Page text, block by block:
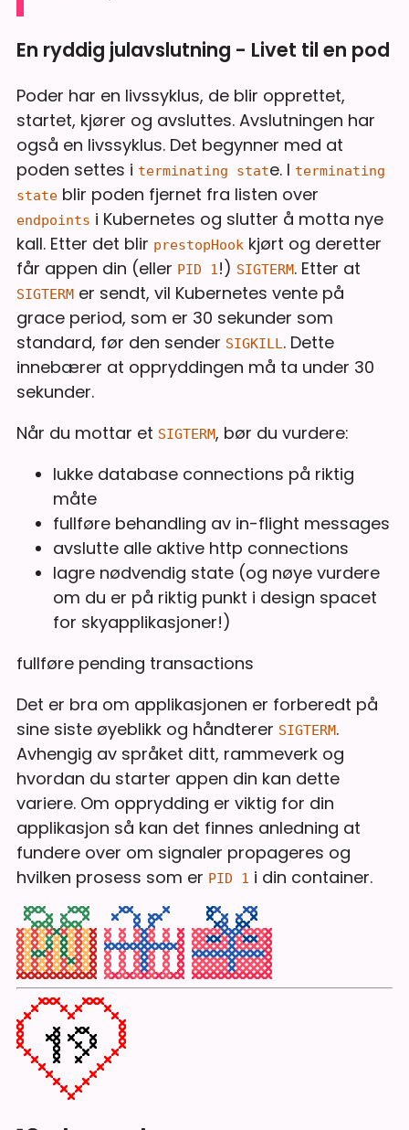
En ryddig julavslutning - Livet til en pod
Poder har en livssyklus, de blir opprettet,
startet, kjører og avsluttes. Avslutningen har
også en livssyklus. Det begynner med at
poden settes i terminating state. I terminating
stateblir poden fjernet fra listen over
endpoints i Kubernetes og slutter å motta nye
kall. Etter det blir prestopHookkjørt og deretter
får appen din (eller PID 1 !) SIGTERM. Etter at
SIGTERMer sendt, vil Kubernetes vente på
grace period, som er 30 sekunder som
standard, før den sender SIGKILL . Dette
innebærer at oppryddingen må ta under 30
sekunder.
Når du mottar et SIGTERM, bør du vurdere:
lukke database connections på riktig
måte
fullføre behandling av in-flight messages
avslutte alle aktive http connections
lagre nødvendig state (og nøye vurdere
om du er på riktig punkt i design spacet
for skyapplikasjoner!)
fullføre pending transactions
Det er bra om applikasjonen er forberedt på
sine siste øyeblikk og håndterer SIGTERM.
Avhengig av språket ditt, rammeverk og
hvordan du starter appen din kan dette
variere. Om opprydding er viktig for din
applikasjon så kan det finnes anledning at
fundere over om signaler propageres og
hvilken prosess som er PID 1 i din container.